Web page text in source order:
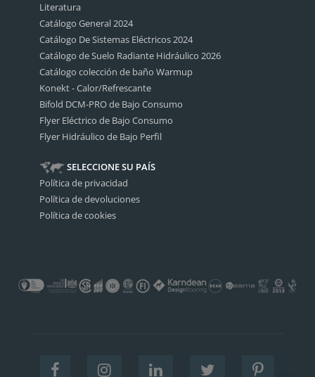
Literatura
Catálogo General 2024
Catálogo De Sistemas Eléctricos 2024
Catálogo de Suelo Radiante Hidráulico 2026
Catálogo colección de baño Warmup
Konekt - Calor/Refrescante
Bifold DCM-PRO de Bajo Consumo
Flyer Eléctrico de Bajo Consumo
Flyer Hidráulico de Bajo Perfil
SELECCIONE SU PAÍS
Política de privacidad
Política de devoluciones
Política de cookies